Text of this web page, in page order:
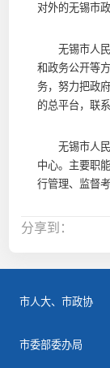
对外的无锡市
无锡市人民
和政务公开等
务，努力把政
的总平台，联
无锡市人民
中心。主要职
行管理、监督
分享到：
市人大、市政协
市委部委办局